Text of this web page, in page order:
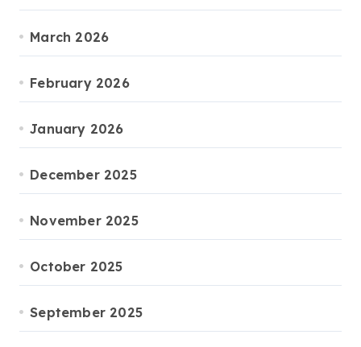
March 2026
February 2026
January 2026
December 2025
November 2025
October 2025
September 2025